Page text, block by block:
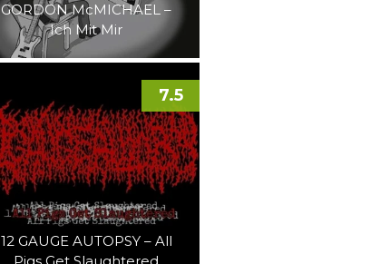
GORDON McMICHAEL –
Ich Mit Mir
12 GAUGE AUTOPSY – All
7.5